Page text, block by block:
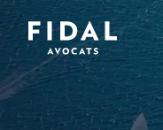
Aller
au
contenu
principalRechercher un